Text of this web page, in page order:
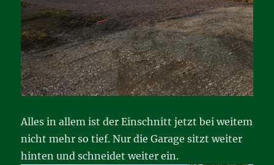
Alles in allem ist der Einschnitt jetzt bei weitem
nicht mehr so tief. Nur die Garage sitzt weiter
hinten und schneidet weiter ein.